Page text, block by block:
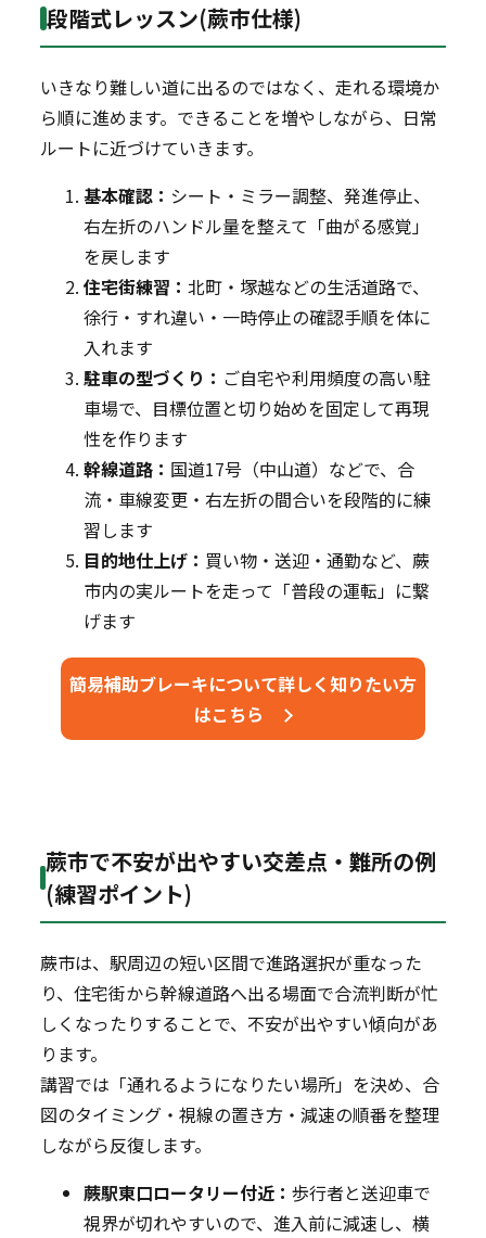
段階式レッスン(蕨市仕様)
いきなり難しい道に出るのではなく、走れる環境か
ら順に進めます。できることを増やしながら、日常
ルートに近づけていきます。
基本確認： シート・ミラー調整、発進停止、
右左折のハンドル量を整えて「曲がる感覚」
を戻します
住宅街練習：北町・塚越などの生活道路で、
徐行・すれ違い・一時停止の確認手順を体に
入れます
駐車の型づくり： ご自宅や利用頻度の高い駐
車場で、目標位置と切り始めを固定して再現
性を作ります
幹線道路： 国道17号（中山道）などで、合
流・車線変更・右左折の間合いを段階的に練
習します
目的地仕上げ： 買い物・送迎・通勤など、蕨
市内の実ルートを走って「普段の運転」に繋
げます
簡易補助ブレーキについて詳しく知りたい方
はこちら
蕨市で不安が出やすい交差点・難所の例
(練習ポイント)
蕨市は、駅周辺の短い区間で進路選択が重なった
り、住宅街から幹線道路へ出る場面で合流判断が忙
しくなったりすることで、不安が出やすい傾向があ
ります。
講習では「通れるようになりたい場所」を決め、合
図のタイミング・視線の置き方・減速の順番を整理
しながら反復します。
蕨駅東口ロータリー付近：歩行者と送迎車で
視界が切れやすいので、進入前に減速し、横